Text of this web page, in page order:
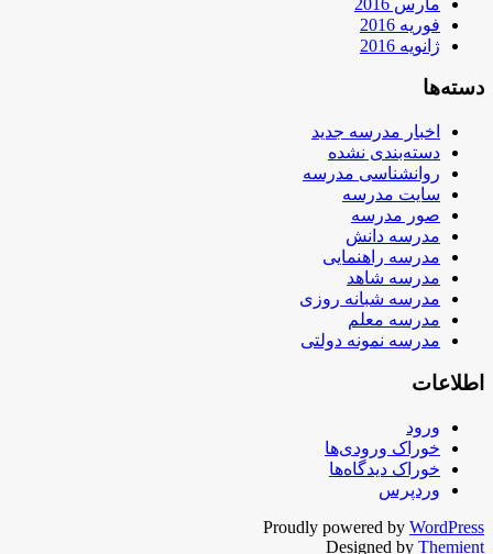
فوریه 2016
ژانویه 2016
دسته‌ها
اخبار مدرسه جدید
دسته‌بندی نشده
روانشناسی مدرسه
سایت مدرسه
صور مدرسه
مدرسه دانش
مدرسه راهنمایی
مدرسه شاهد
مدرسه شبانه روزی
مدرسه معلم
مدرسه نمونه دولتی
اطلاعات
ورود
خوراک ورودی‌ها
خوراک دیدگاه‌ها
وردپرس
Proudly powered by WordPress
Designed by Themient